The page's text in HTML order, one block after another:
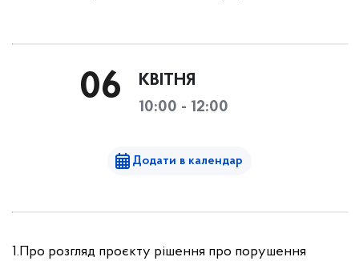
06 КВІТНЯ
10:00 - 12:00
Додати в календар
1.Про розгляд проєкту рішення про порушення